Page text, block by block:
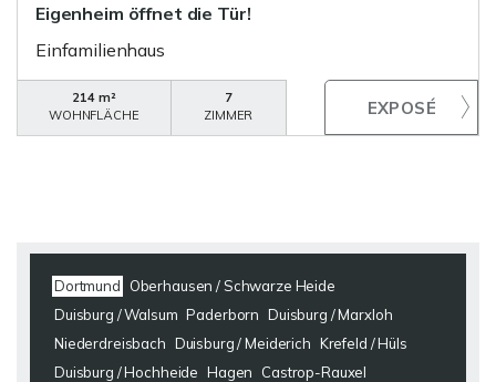
Eigenheim öffnet die Tür!
Einfamilienhaus
214 m²
WOHNFLÄCHE
7
ZIMMER
Dortmund
Oberhausen / Schwarze Heide
Duisburg / Walsum Paderborn Duisburg / Marxloh
Niederdreisbach Duisburg / Meiderich Krefeld / Hüls
Duisburg / Hochheide Hagen
Castrop-Rauxel